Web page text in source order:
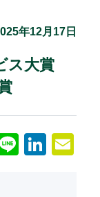
年12月17日
ス大賞